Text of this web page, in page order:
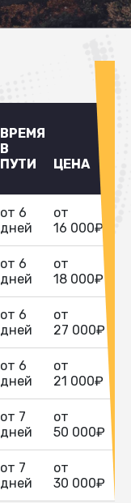
ВРЕМЯ
В
ПУТИ
ЦЕНА
от 6
дней
от
16 000₽
от 6
дней
от
18 000₽
от 6
дней
от
27 000₽
от 6
дней
от
21 000₽
от 7
дней
от
50 000₽
от 7
дней
от
30 000₽